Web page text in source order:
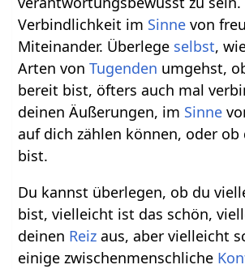
Verbindlichkeit im Sinne von
Miteinander. Überlege selbst,
Arten vonTugenden umgehst,
bereit bist, öfters auch mal
deinen Äußerungen, im Sinne
auf dich zählen können, oder ob
bist.
Du kannst überlegen, ob du
bist, vielleicht ist das schön,
deinen Reiz aus, aber vielleicht
einige zwischenmenschliche